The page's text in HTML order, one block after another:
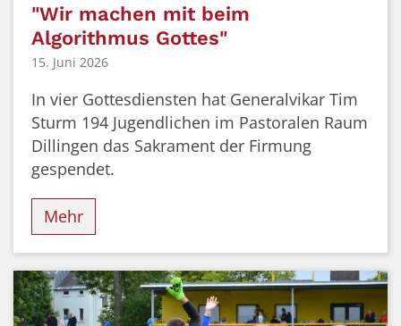
"Wir machen mit beim
Algorithmus Gottes"
15. Juni 2026
In vier Gottesdiensten hat Generalvikar Tim
Sturm 194 Jugendlichen im Pastoralen Raum
Dillingen das Sakrament der Firmung
gespendet.
Mehr